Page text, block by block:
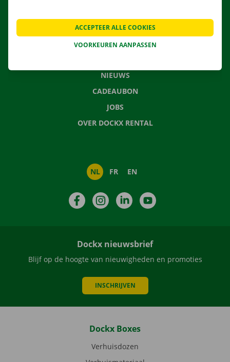
CONTACTEER ONS
NIEUWS
CADEAUBON
JOBS
OVER DOCKX RENTAL
NL FR EN
FacebookInstagramLinkedIn
Dockx nieuwsbrief
Blijf op de hoogte van nieuwigheden en promoties
INSCHRIJVEN
Dockx Boxes
Verhuisdozen
VOORKEUREN AANPASSEN
ACCEPTEER ALLE COOKIES